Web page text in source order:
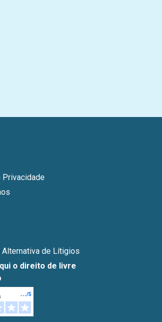
Alternativa de Lítigios
o direito de livre